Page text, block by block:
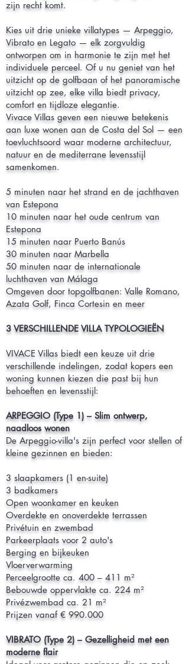
zijn recht komt.
Kies uit drie unieke villatypes — Arpeggio,
Vibrato en Legato — elk zorgvuldig
ontworpen om in harmonie te zijn met het
individuele perceel. Of u nu geniet van het
uitzicht op de golfbaan of het panoramische
uitzicht op zee, elke villa biedt privacy,
comfort en tijdloze elegantie.
Vivace Villas geven een nieuwe betekenis
aan luxe wonen aan de Costa del Sol — een
toevluchtsoord waar moderne architectuur,
natuur en de mediterrane levensstijl
samenkomen.
5 minuten naar het strand en de jachthaven
van Estepona
10 minuten naar het oude centrum van
Estepona
15 minuten naar Puerto Banús
30 minuten naar Marbella
50 minuten naar de internationale
luchthaven van Málaga
Omgeven door topgolfbanen: Valle Romano,
Azata Golf, Finca Cortesin en meer
3 VERSCHILLENDE VILLA TYPOLOGIEËN
VIVACE Villas biedt een keuze uit drie
verschillende indelingen, zodat kopers een
woning kunnen kiezen die past bij hun
behoeften en levensstijl:
ARPEGGIO (Type 1) – Slim ontwerp,
naadloos wonen
De Arpeggio-villa's zijn perfect voor stellen of
kleine gezinnen en bieden:
3 slaapkamers (1 en-suite)
3 badkamers
Open woonkamer en keuken
Overdekte en onoverdekte terrassen
Privétuin en zwembad
Parkeerplaats voor 2 auto's
Berging en bijkeuken
Vloerverwarming
Perceelgrootte ca. 400 – 411 m²
Bebouwde oppervlakte ca. 224 m²
Privézwembad ca. 21 m²
Prijzen vanaf € 990.000
VIBRATO (Type 2) – Gezelligheid met een
moderne flair